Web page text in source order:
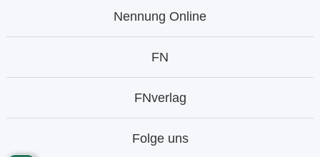
Nennung Online
FN
FNverlag
Folge uns